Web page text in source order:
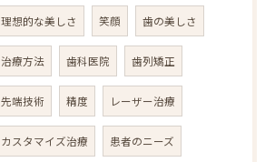
理想的な美しさ 笑顔 歯の美しさ
治療方法 歯科医院 歯列矯正
先端技術 精度 レーザー治療
カスタマイズ治療 患者のニーズ